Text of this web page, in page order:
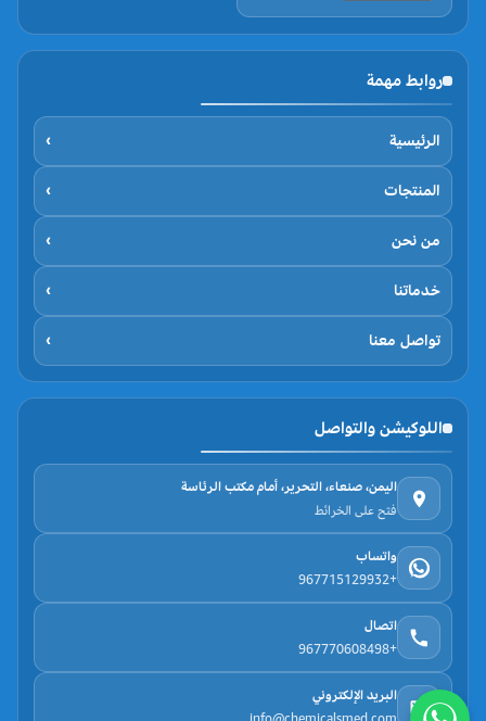
روابط مهمة
الرئيسية ›
المنتجات ›
من نحن ›
خدماتنا ›
تواصل معنا ›
اللوكيشن والتواصل
اليمن، صنعاء، التحرير، أمام مكتب الرئاسة
فتح على الخرائط
واتساب
+967715129932
اتصال
+967770608498
البريد الإلكتروني